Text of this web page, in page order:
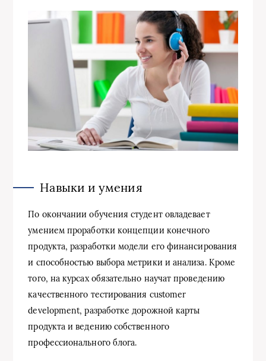
Навыки и умения
По окончании обучения студент овладевает
умением проработки концепции конечного
продукта, разработки модели его финансирования
и способностью выбора метрики и анализа. Кроме
того, на курсах обязательно научат проведению
качественного тестирования customer
development, разработке дорожной карты
продукта и ведению собственного
профессионального блога.